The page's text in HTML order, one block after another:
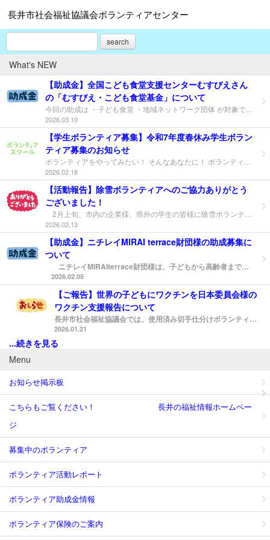
長井市社会福祉協議会ボランティアセンター
search
What's NEW
【助成金】全国こども食堂支援センターむすびえさん
の「むすびえ・こども食堂基金」について
2026.03.10
【学生ボランティア募集】令和7年度春休み学生ボラン
ティア募集のお知らせ
2026.02.18
【活動報告】除雪ボランティアへのご協力ありがとう
ございました！
2026.02.13
【助成金】ニチレイMIRAI terrace財団様の助成募集に
ついて
ニチレイMIRAIterrace財団様は、子どもから高齢者まで、食を通した居場所づくりに取り組まれる団体の継続的な発展を願い、安定的な活動に要する経費の一部助成を目的に活動を行っていらっしゃいます。 公募期間 2026年2月20日（金）9:00 ～ 3月20日（金）17:00 まで 助成の対象事業 「食を通した居場所づくりに取り組まれている団体（以下、活動団体と記載）」及び「食を通した居場所を支援する中間支援団体」（以下、中間支援団体と記載） 助成予定総額 1,400万円（助成額 活動団体10万円／件、中間支援団体20万円／件） 助成対象経費 活動団体・中間支援団体ともに下記に定めるものを対象とします。 対象経費：食材購入費をはじめ食材を安心・安全に取り扱うために必要な備品購入費、弁当容器代等運営に係る経費全般（会場借料、消耗品費、交通費、諸謝金、通信費、配送費、人件費、家賃 等） 助成支援対象期間 助成決定日から2026年12月31日まで 助成金額 活動団体 10万円 中間支援団体 20万円 応募方法および提出書類 ニチレイMIRAI terrace財団様所定の助成申請フォームに必要事項を記入のうえ、以下の提出書類を添付し、申請受付とします。 助成申請フォームは、 ニチレイMIRAI terrace財団様HP にございますので入力してください。 推薦書のひな型は、全国食支援活動協力会様ホームページよりダウンロードしてください。 助成の詳細について 詳細につきましても、上記のニチレイMIRAI terrace財団様HP募集要項をお読みください。 その他、不明な点があれば長井市社会福祉協議会までお気軽にお問い合わせください。
2026.02.05
【ご報告】世界の子どもにワクチンを日本委員会様の
ワクチン支援報告について
長井市社会福祉協議会では、使用済み切手仕分けボランティアやプルタブ回収ボランティア事業において、 「世界の子どもにワクチンを日本委員会様」へ寄付を行っております。 令和６年度分使用済み切手寄付のご報告 【活動報告】プルタブ収集ボランティアへのご協力ありがとうございました！ 「世界の子どもにワクチンを日本委員会様」より、2025年のワクチン支援の報告がありましたので、ご報告いたします。 総額1億1774万5176円分のワクチンや関連機器をミャンマー、ラオス、ブータン、バヌアツの子ども達へ届けることが送ることが出来たそうです。 皆様が積み重ねてくださったご支援で子どもたちの命を守る活動につながっております。 これからも使用済み切手回収ボランティア・プルタブ回収ボランティアをよろしくお願いいたします。 「世界の子どもにワクチンを日本委員会様」が行った支援の詳細は下記リンクより「世界の子どもにワクチンを日本委員会様」HPの報告記事をご覧ください 世界の子どもにワクチンを日本委員会様HP その他疑問な点などがありましたら、長井市社会福祉協議会ボランティアセンターまでご連絡ください。
2026.01.21
...続きを見る
Menu
お知らせ掲示板
こちらもご覧ください！ 長井の福祉情報ホームペー
ジ
募集中のボランティア
ボランティア活動レポート
ボランティア助成金情報
ボランティア保険のご案内